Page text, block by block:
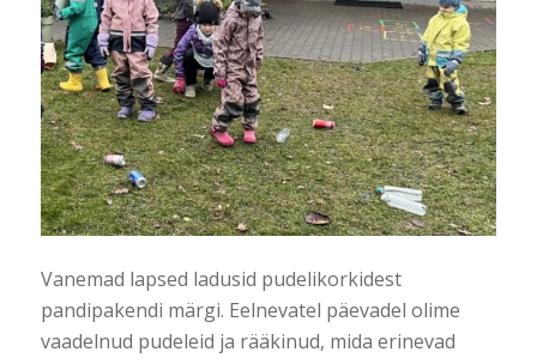
Vanemad lapsed ladusid pudelikorkidest
pandipakendi märgi. Eelnevatel päevadel olime
vaadelnud pudeleid ja rääkinud, mida erinevad